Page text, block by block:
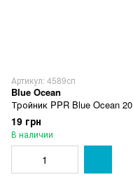
Артикул: 4589сп
Blue Ocean
Тройник PPR Blue Ocean 20
19 грн
В наличии